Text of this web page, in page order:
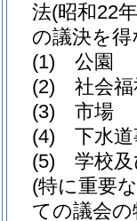
法(昭和22
の議決を
(1)
公園
(2)
社会
(3)
市場
(4)
下水
(5)
学校
(特に重要
ての議会